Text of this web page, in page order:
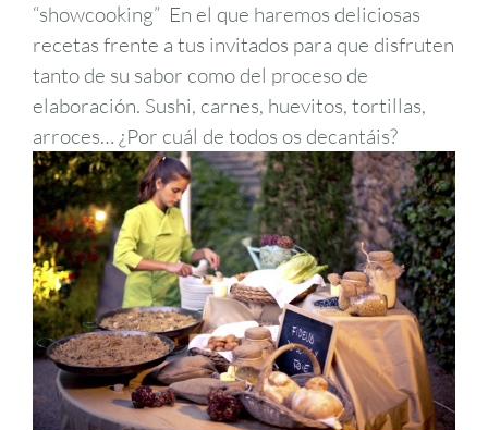
“showcooking” En el que haremos deliciosas
recetas frente a tus invitados para que disfruten
tanto de su sabor como del proceso de
elaboración. Sushi, carnes, huevitos, tortillas,
arroces… ¿Por cuál de todos os decantáis?